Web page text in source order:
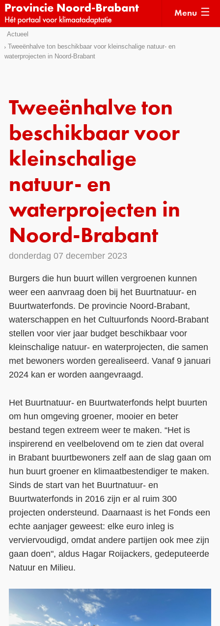
Sla
links
over
het
menu
Direct
naar
de
pagina
Menu
Actueel
Tweeënhalve ton beschikbaar voor kleinschalige natuur- en
waterprojecten in Noord-Brabant
Tweeënhalve ton
beschikbaar voor
kleinschalige
natuur- en
waterprojecten in
Noord-Brabant
donderdag 07 december 2023
Burgers die hun buurt willen vergroenen kunnen
weer een aanvraag doen bij het Buurtnatuur- en
Buurtwaterfonds. De provincie Noord-Brabant,
waterschappen en het Cultuurfonds Noord-Brabant
stellen voor vier jaar budget beschikbaar voor
kleinschalige natuur- en waterprojecten, die samen
met bewoners worden gerealiseerd. Vanaf 9 januari
2024 kan er worden aangevraagd.
Het Buurtnatuur- en Buurtwaterfonds helpt buurten
om hun omgeving groener, mooier en beter
bestand tegen extreem weer te maken. “Het is
inspirerend en veelbelovend om te zien dat overal
in Brabant buurtbewoners zelf aan de slag gaan om
hun buurt groener en klimaatbestendiger te maken.
Sinds de start van het Buurtnatuur- en
Buurtwaterfonds in 2016 zijn er al ruim 300
projecten ondersteund. Daarnaast is het Fonds een
echte aanjager geweest: elke euro inleg is
verviervoudigd, omdat andere partijen ook mee zijn
gaan doen", aldus Hagar Roijackers, gedeputeerde
Natuur en Milieu.
Kaarten
Kennisdossiers
Voorbeelden
Subsidies
Monitoring
Contact
Over ons
LIFE-IP Klimaatadaptatie
Weerbaar Dommelland